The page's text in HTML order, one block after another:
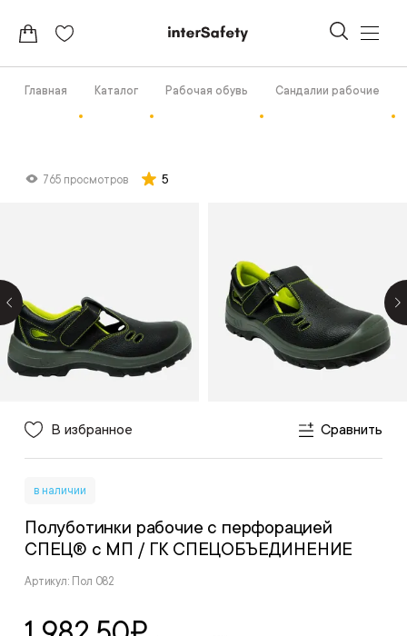
Главная Каталог Рабочая обувь Сандалии рабочие
765 просмотров 5
В избранное Сравнить
в наличии
Полуботинки рабочие с перфорацией
СПЕЦ® с МП / ГК СПЕЦОБЪЕДИНЕНИЕ
Артикул: Пол 082